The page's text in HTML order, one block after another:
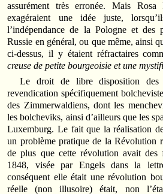
assurément très erronée. Mais
exagéraient une idée juste,
l’indépendance de la Pologne et des
Russie en général, ou que même, ainsi
ci-dessus, il y étaient réfractaires
creuse de petite bourgeoisie et une
Le droit de libre disposition des
revendication spécifiquement
des Zimmerwaldiens, dont les
les bolcheviks, ainsi d’ailleurs que les
Luxemburg. Le fait que la réalisation
un problème pratique de la Révolution
de plus que cette révolution avait des
1848, visée par Engels dans la
conséquent elle était une révolution
réelle (non illusoire) était, non